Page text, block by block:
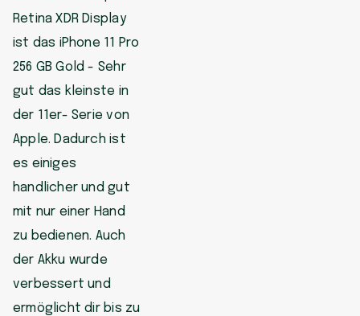
Retina XDR Display
ist das iPhone 11 Pro
256 GB Gold - Sehr
gut das kleinste in
der 11er- Serie von
Apple. Dadurch ist
es einiges
handlicher und gut
mit nur einer Hand
zu bedienen. Auch
der Akku wurde
verbessert und
ermöglicht dir bis zu